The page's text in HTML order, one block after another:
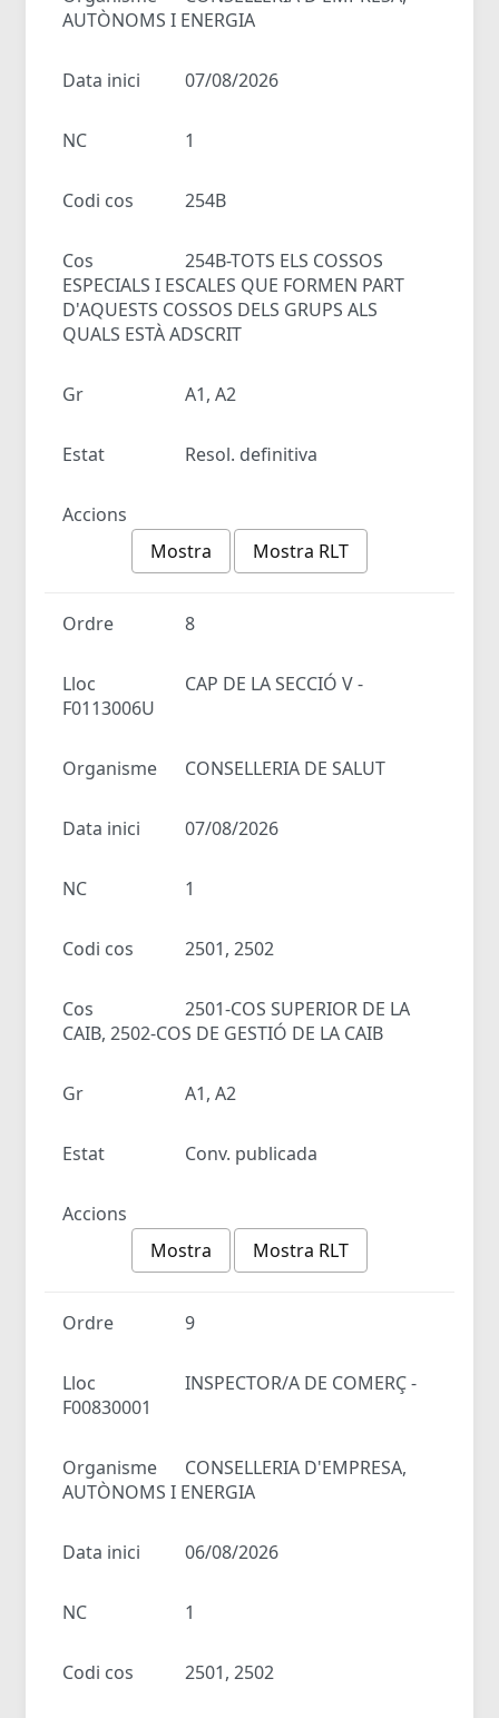
AUTÒNOMS I ENERGIA
Data inici 07/08/2026
NC 1
Codi cos 254B
Cos
254B-TOTS ELS COSSOS
ESPECIALS I ESCALES QUE FORMEN PART
D'AQUESTS COSSOS DELS GRUPS ALS
QUALS ESTÀ ADSCRIT
Gr A1, A2
Estat Resol. definitiva
Accions
Mostra
Mostra RLT
Ordre 8
Lloc
CAP DE LA SECCIÓ V -
F0113006U
Organisme CONSELLERIA DE SALUT
Data inici 07/08/2026
NC 1
Codi cos 2501, 2502
Cos
2501-COS SUPERIOR DE LA
CAIB, 2502-COS DE GESTIÓ DE LA CAIB
Gr A1, A2
Estat Conv. publicada
Accions
Mostra
Mostra RLT
Ordre 9
Lloc
INSPECTOR/A DE COMERÇ -
F00830001
Organisme
CONSELLERIA D'EMPRESA,
AUTÒNOMS I ENERGIA
Data inici 06/08/2026
NC 1
Codi cos 2501, 2502